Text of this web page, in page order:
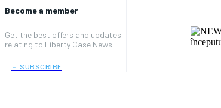
Become a member
Get the best offers and updates
relating to Liberty Case News.
﹢ SUBSCRIBE